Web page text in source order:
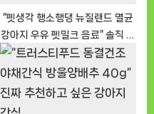
“펫생각 행소행댕 뉴질랜드 멸균
강아지 우유 펫밀크 음료” 솔직 후
기, 아이와 함께한 시간